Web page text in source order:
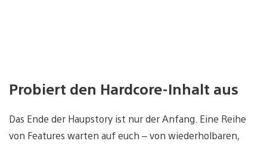
Probiert den Hardcore-Inhalt aus
Das Ende der Haupstory ist nur der Anfang. Eine Reihe
von Features warten auf euch – von wiederholbaren,